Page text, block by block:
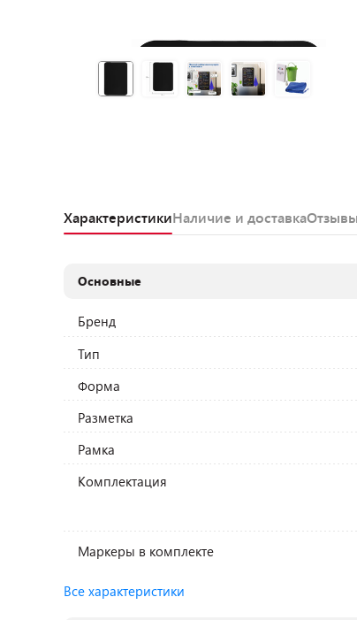
ХарактеристикиНаличие и доставкаОтзывы
Основные
Бренд
Тип
Форма
Разметка
Рамка
Комплектация
Маркеры в комплекте
Все характеристики